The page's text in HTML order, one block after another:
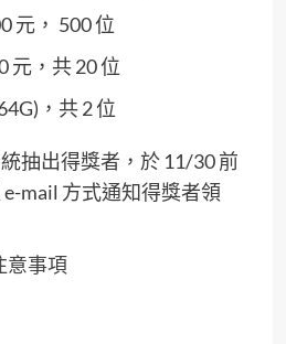
元， 500 位
元，共 20 位
，共 2 位
抽出得獎者，於 11/30 前
mail 方式通知得獎者領
意事項